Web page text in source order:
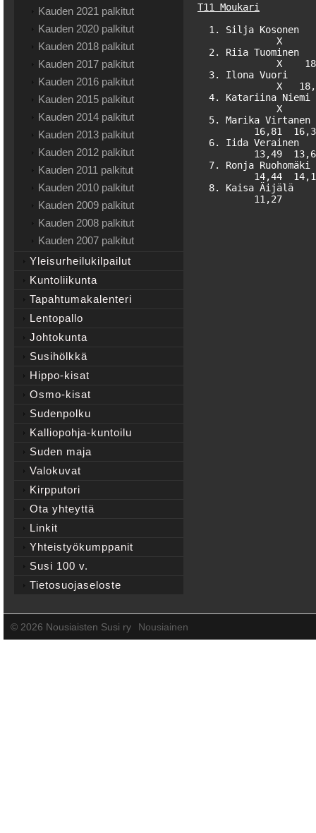
T11 Moukari
1. Silja Kosonen
X
2. Riia Tuominen
X
3. Ilona Vuori
X
4. Katariina Niemi
X
5. Marika Virtanen
16,81
6. Iida Verainen
13,49
7. Ronja Ruohomäki
14,44
8. Kaisa Äijälä
11,27
Kauden 2021 palkitut
Kauden 2020 palkitut
Kauden 2018 palkitut
Kauden 2017 palkitut
Kauden 2016 palkitut
Kauden 2015 palkitut
Kauden 2014 palkitut
Kauden 2013 palkitut
Kauden 2012 palkitut
Kauden 2011 palkitut
Kauden 2010 palkitut
Kauden 2009 palkitut
Kauden 2008 palkitut
Kauden 2007 palkitut
Yleisurheilukilpailut
Kuntoliikunta
Tapahtumakalenteri
Lentopallo
Johtokunta
Susihölkkä
Hippo-kisat
Osmo-kisat
Sudenpolku
Kalliopohja-kuntoilu
Suden maja
Valokuvat
Kirpputori
Ota yhteyttä
Linkit
Yhteistyökumppanit
Susi 100 v.
Tietosuojaseloste
© 2026 Nousiaisten Susi ry Nousiainen